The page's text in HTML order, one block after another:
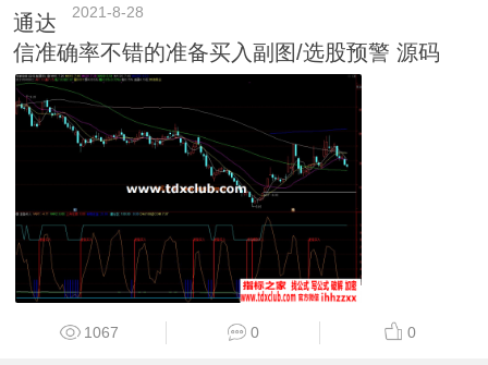
2021-8-28
通达
信准确率不错的准备买入副图/选股预警 源码
1067 0 0